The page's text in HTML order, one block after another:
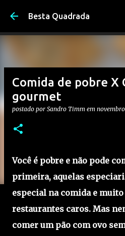
Pular para o
Besta Quadrada
Comida de pobre X
gourmet
postado por Sandro Timm em
Você é pobre e não pode
primeira, aquelas
especial na comida e
restaurantes caros. Mas
comer um pão com ovo